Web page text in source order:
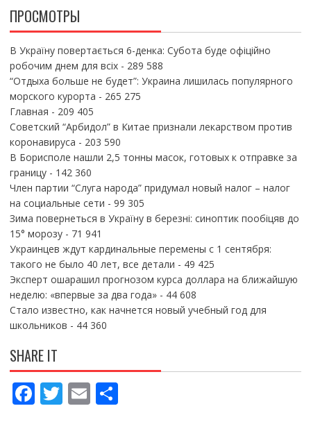
ПРОСМОТРЫ
В Україну повертається 6-денка: Субота буде офіційно
робочим днем для всіх- 289 588
“Отдыха больше не будет”: Украина лишилась популярного
морского курорта - 265 275
Главная - 209 405
Советский “Арбидол” в Китае признали лекарством против
коронавируса - 203 590
В Борисполе нашли 2,5 тонны масок, готовых к отправке за
границу- 142 360
Член партии “Слуга народа” придумал новый налог – налог
на социальные сети - 99 305
Зима повернеться в Україну в березні: синоптик пообіцяв до
15° морозу- 71 941
Украинцев ждут кардинальные перемены с 1 сентября:
такого не было 40 лет, все детали - 49 425
Эксперт ошарашил прогнозом курса доллара на ближайшую
неделю: «впервые за два года»- 44 608
Стало известно, как начнется новый учебный год для
школьников - 44 360
SHARE IT
F T E П